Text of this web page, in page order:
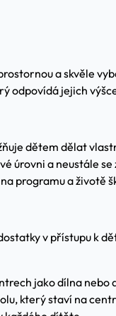
a skvěle
odpovídá jejich
dětem dělat
úrovni a neustále se
programu a životě
v přístupu k
jako dílna nebo
který staví na